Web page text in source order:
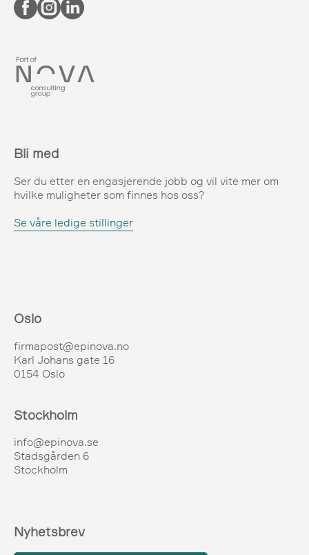
Bli med
Ser du etter en engasjerende jobb og vil vite mer om
hvilke muligheter som finnes hos oss?
Se våre ledige stillinger
Oslo
firmapost@epinova.no
Karl Johans gate 16
0154 Oslo
Stockholm
info@epinova.se
Stadsgården 6
Stockholm
Nyhetsbrev